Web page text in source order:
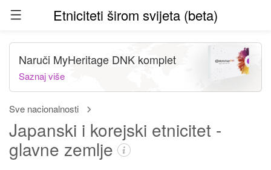
Etniciteti širom svijeta (beta)
Sve nacionalnosti
Japanski i korejski etnicitet -
glavne zemlje
Naruči MyHeritage DNK komplet
Saznaj više